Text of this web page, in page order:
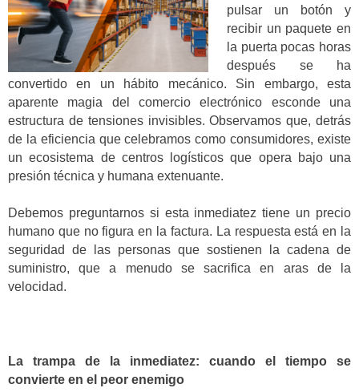
pulsar un botón y
recibir un paquete en
la puerta pocas horas
después se ha
convertido en un hábito mecánico. Sin embargo, esta
aparente magia del comercio electrónico esconde una
estructura de tensiones invisibles. Observamos que, detrás
de la eficiencia que celebramos como consumidores, existe
un ecosistema de centros logísticos que opera bajo una
presión técnica y humana extenuante.
Debemos preguntarnos si esta inmediatez tiene un precio
humano que no figura en la factura. La respuesta está en la
seguridad de las personas que sostienen la cadena de
suministro, que a menudo se sacrifica en aras de la
velocidad.
La trampa de la inmediatez: cuando el tiempo se
convierte en el peor enemigo